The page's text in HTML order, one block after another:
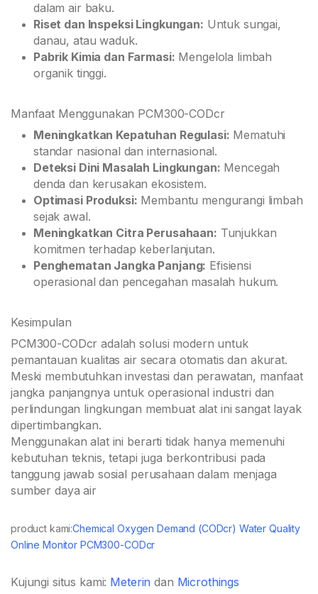
dalam air baku.
Riset dan Inspeksi Lingkungan: Untuk sungai,
danau, atau waduk.
Pabrik Kimia dan Farmasi: Mengelola limbah
organik tinggi.
Manfaat Menggunakan PCM300-CODcr
Meningkatkan Kepatuhan Regulasi: Mematuhi
standar nasional dan internasional.
Deteksi Dini Masalah Lingkungan: Mencegah
denda dan kerusakan ekosistem.
Optimasi Produksi: Membantu mengurangi limbah
sejak awal.
Meningkatkan Citra Perusahaan: Tunjukkan
komitmen terhadap keberlanjutan.
Penghematan Jangka Panjang: Efisiensi
operasional dan pencegahan masalah hukum.
Kesimpulan
PCM300-CODcr adalah solusi modern untuk
pemantauan kualitas air secara otomatis dan akurat.
Meski membutuhkan investasi dan perawatan, manfaat
jangka panjangnya untuk operasional industri dan
perlindungan lingkungan membuat alat ini sangat layak
dipertimbangkan.
Menggunakan alat ini berarti tidak hanya memenuhi
kebutuhan teknis, tetapi juga berkontribusi pada
tanggung jawab sosial perusahaan dalam menjaga
sumber daya air
product kami:Chemical Oxygen Demand (CODcr) Water Quality
Online Monitor PCM300-CODcr
Kujungi situs kami: Meterin dan Microthings